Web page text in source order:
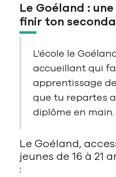
Le Goéland :
finir ton
L'école le
accueillant qui
apprentissage
que tu repartes
diplôme en main.
Le Goéland,
jeunes de 16 à 21
: